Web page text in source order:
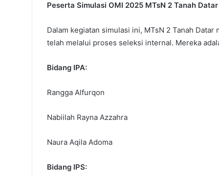
Peserta Simulasi OMI 2025 MTsN 2 Tanah Datar
Dalam kegiatan simulasi ini, MTsN 2 Tanah
telah melalui proses seleksi internal. Mereka
Bidang IPA:
Rangga Alfurqon
Nabiilah Rayna Azzahra
Naura Aqila Adoma
Bidang IPS: